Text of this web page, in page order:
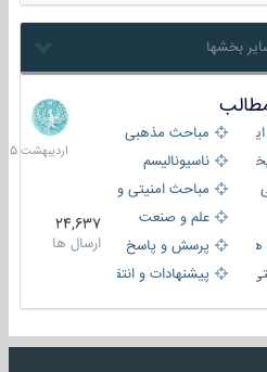
مباحث مذهبی
و مذهبیناسیونالیسم
مباحث امنیتی و اطلاعاتی
علم و صنعت
پرسش و پاسخ
پیشنهادات و انتقادات
24,637
ارسال ها
8
1405